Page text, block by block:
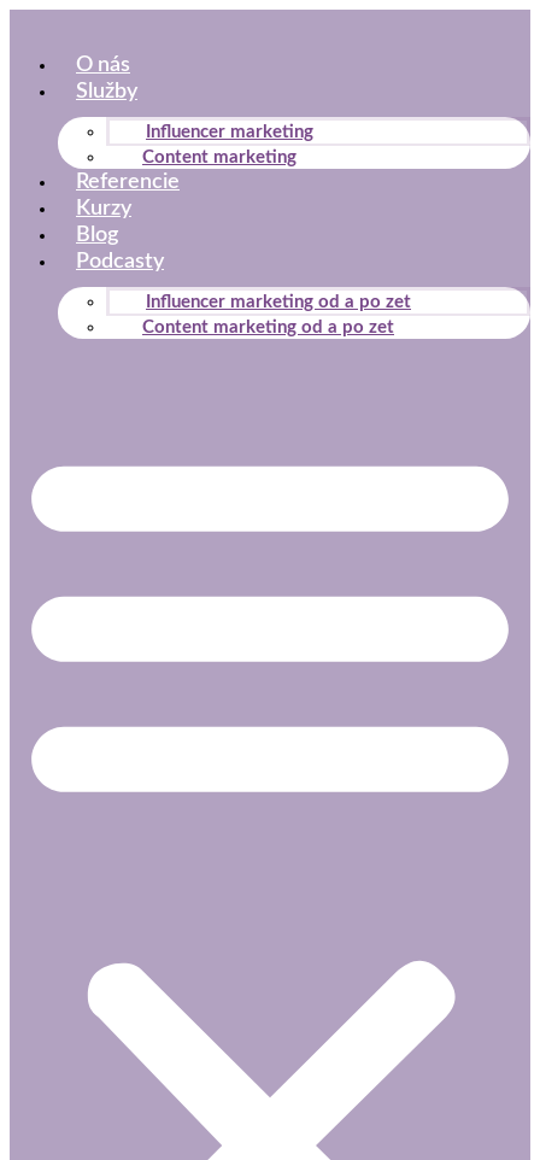
obsah
O nás
Služby
Influencer marketing
Content marketing
Referencie
Kurzy
Blog
Podcasty
Influencer marketing od a po zet
Content marketing od a po zet